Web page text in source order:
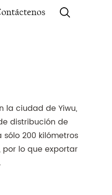
la ciudad de Yiwu,
distribución de
200 kilómetros
lo que exportar